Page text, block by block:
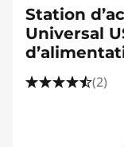
Station
Universal
(2)